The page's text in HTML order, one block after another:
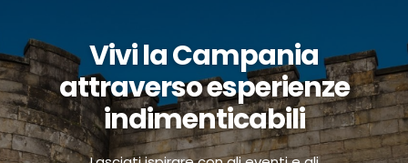
Vivi la Campania
attraverso esperienze
indimenticabili